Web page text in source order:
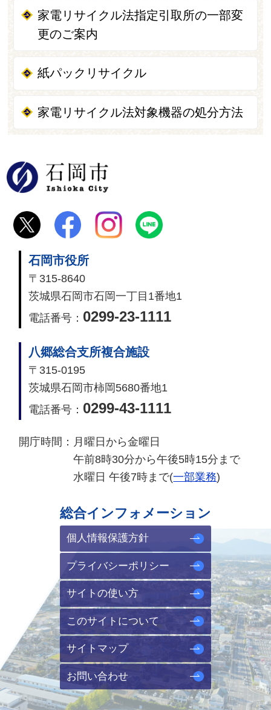
家電リサイクル法指定引取所の一部変
更のご案内
紙パックリサイクル
家電リサイクル法対象機器の処分方法
石岡市役所
〒315-8640
茨城県石岡市石岡一丁目1番地1
電話番号： 0299-23-1111
八郷総合支所複合施設
〒315-0195
茨城県石岡市柿岡5680番地1
電話番号： 0299-43-1111
開庁時間： 月曜日から金曜日
午前8時30分から午後5時15分まで
水曜日 午後7時まで(一部業務)
総合インフォメーション
個人情報保護方針
プライバシーポリシー
サイトの使い方
このサイトについて
サイトマップ
お問い合わせ